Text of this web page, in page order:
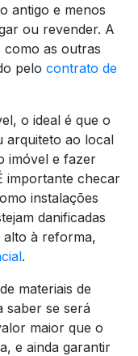
antigo e menos
ou revender. A
como as outras
pelo contrato de
o ideal é que o
arquiteto ao local
imóvel e fazer
importante checar
instalações
danificadas
alto à reforma,
.
materiais de
saber se será
maior que o
e ainda garantir